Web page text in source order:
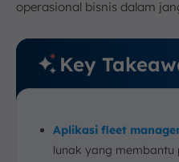
3. Pertimbangkan
4. Evaluasi Biaya dan
Kesimpulan
operasional bisnis dalam
Key
Aplikasi fleet
lunak yang membantu